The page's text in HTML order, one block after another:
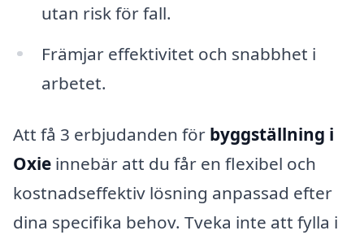
utan risk för fall.
Främjar effektivitet och snabbhet i
arbetet.
Att få 3 erbjudanden för byggställning i
Oxie innebär att du får en flexibel och
kostnadseffektiv lösning anpassad efter
dina specifika behov. Tveka inte att fylla i